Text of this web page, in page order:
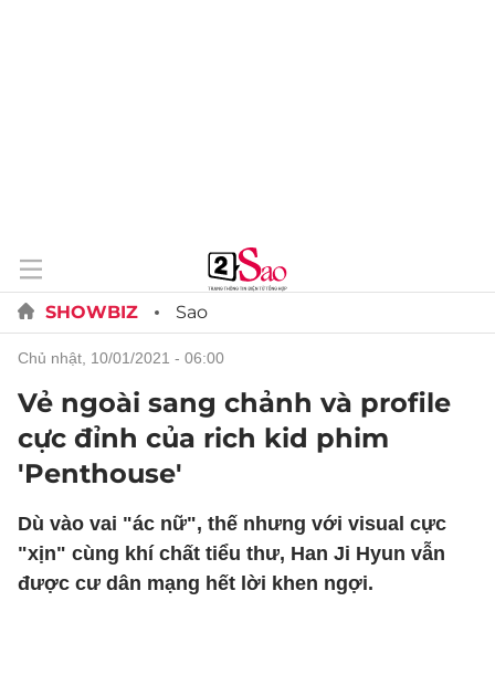
SHOWBIZ Sao
chủ nhật, 10/01/2021 - 06:00
Vẻ ngoài sang chảnh và profile
cực đỉnh của rich kid phim
'Penthouse'
Dù vào vai "ác nữ", thế nhưng với visual cực
"xịn" cùng khí chất tiểu thư, Han Ji Hyun vẫn
được cư dân mạng hết lời khen ngợi.